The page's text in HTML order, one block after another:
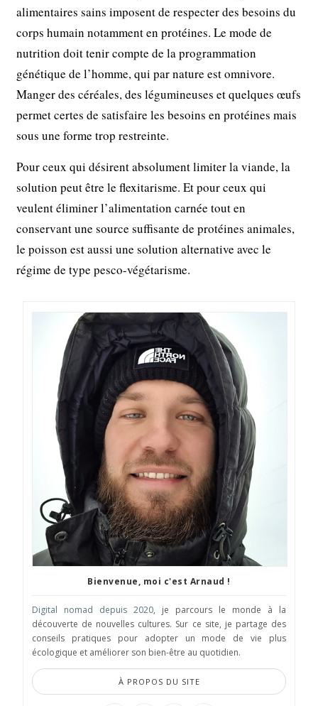
alimentaires sains imposent de respecter des besoins du
corps humain notamment en protéines. Le mode de
nutrition doit tenir compte de la programmation
génétique de l’homme, qui par nature est omnivore.
Manger des céréales, des légumineuses et quelques œufs
permet certes de satisfaire les besoins en protéines mais
sous une forme trop restreinte.
Pour ceux qui désirent absolument limiter la viande, la
solution peut être le flexitarisme. Et pour ceux qui
veulent éliminer l’alimentation carnée tout en
conservant une source suffisante de protéines animales,
le poisson est aussi une solution alternative avec le
régime de type pesco-végétarisme.
Bienvenue, moi c'est Arnaud !
Digital nomad depuis 2020, je parcours le monde à la
découverte de nouvelles cultures. Sur ce site, je partage des
conseils pratiques pour adopter un mode de vie plus
écologique et améliorer son bien-être au quotidien.
À PROPOS DU SITE